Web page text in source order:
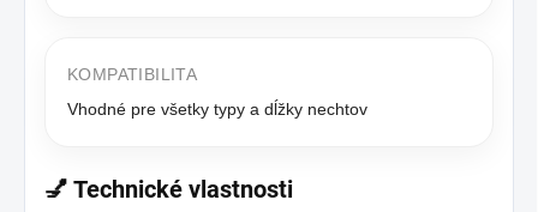
KOMPATIBILITA
Vhodné pre všetky typy a dĺžky nechtov
💅 Technické vlastnosti